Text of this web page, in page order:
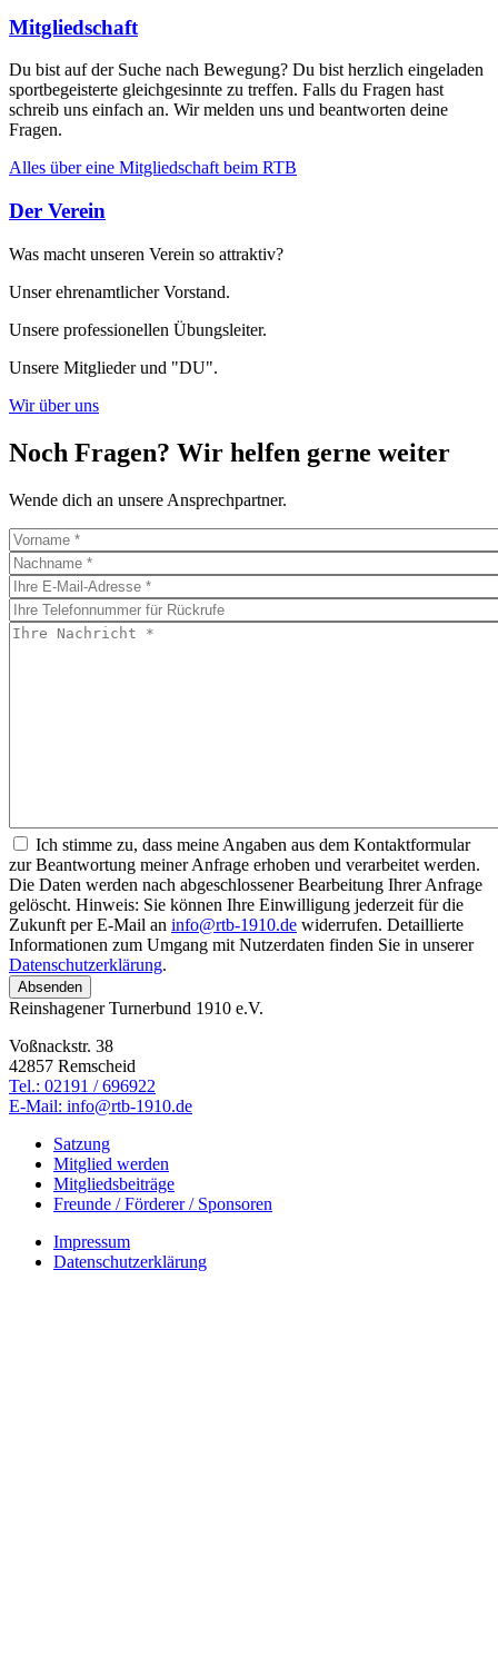
Mitgliedschaft
Du bist auf der Suche nach Bewegung? Du bist herzlich eingeladen
sportbegeisterte gleichgesinnte zu treffen. Falls du Fragen hast
schreib uns einfach an. Wir melden uns und beantworten deine
Fragen.
Alles über eine Mitgliedschaft beim RTB
Der Verein
Was macht unseren Verein so attraktiv?
Unser ehrenamtlicher Vorstand.
Unsere professionellen Übungsleiter.
Unsere Mitglieder und "DU".
Wir über uns
Noch Fragen? Wir helfen gerne weiter
Wende dich an unsere Ansprechpartner.
Ich stimme zu, dass meine Angaben aus dem Kontaktformular
zur Beantwortung meiner Anfrage erhoben und verarbeitet werden.
Die Daten werden nach abgeschlossener Bearbeitung Ihrer Anfrage
gelöscht. Hinweis: Sie können Ihre Einwilligung jederzeit für die
Zukunft per E-Mail an info@rtb-1910.de widerrufen. Detaillierte
Informationen zum Umgang mit Nutzerdaten finden Sie in unserer
Datenschutzerklärung.
Reinshagener Turnerbund 1910 e.V.
Voßnackstr. 38
42857 Remscheid
Tel.: 02191 / 696922
E-Mail: info@rtb-1910.de
Satzung
Mitglied werden
Mitgliedsbeiträge
Freunde / Förderer / Sponsoren
Impressum
Datenschutzerklärung